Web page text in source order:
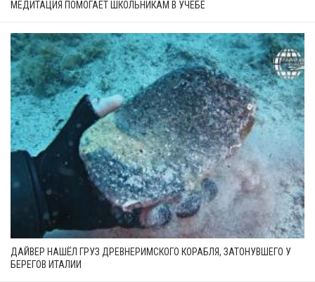
МЕДИТАЦИЯ ПОМОГАЕТ ШКОЛЬНИКАМ В УЧЕБЕ
ДАЙВЕР НАШЁЛ ГРУЗ ДРЕВНЕРИМСКОГО КОРАБЛЯ, ЗАТОНУВШЕГО У
БЕРЕГОВ ИТАЛИИ